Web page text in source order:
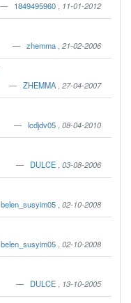
1849495960 11-01-2012
zhemma 21-02-2006
ZHEMMA 27-04-2007
lcdjdv05 08-04-2010
DULCE 03-08-2006
belen_susyim05 02-10-2008
belen_susyim05 02-10-2008
DULCE 13-10-2005